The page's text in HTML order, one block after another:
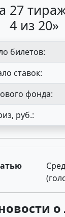
27
4 из 20»
билетов:
ставок:
фонда:
руб.:
о